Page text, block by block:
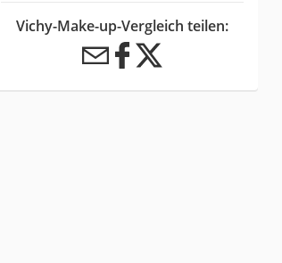
Vichy-Make-up-Vergleich teilen: